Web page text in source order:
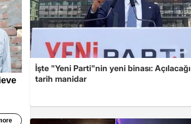
İşte "Yeni Parti"nin yeni binası: Açılacağı
tarih manidar